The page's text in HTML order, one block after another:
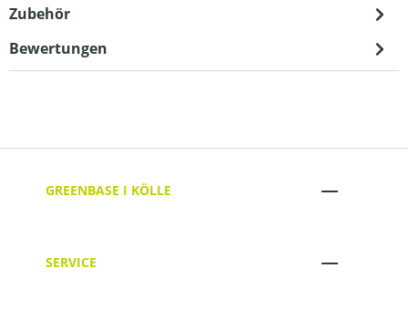
Zubehör
Bewertungen
GREENBASE I KÖLLE
SERVICE